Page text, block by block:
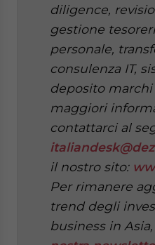
diligence,
gestione
personale,
consulenza IT,
deposito marchi
maggiori
contattarci al
il nostro sito:
Per rimanere
trend degli
business in